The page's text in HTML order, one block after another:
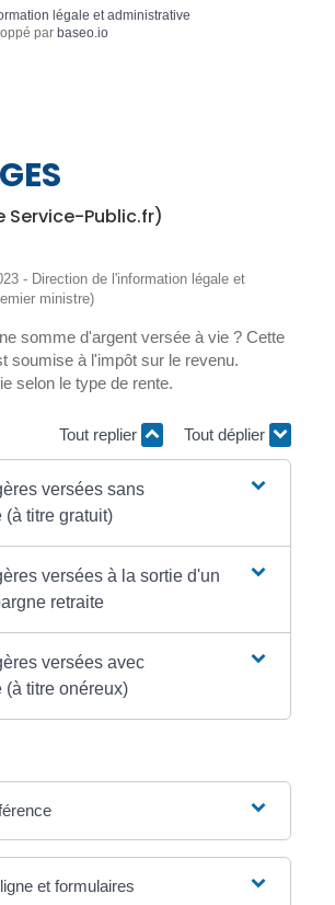
légale et administrative
par baseo.io
Service-Public.fr)
- Direction de l'information légale et
ministre)
somme d'argent versée à vie ? Cette
soumise à l'impôt sur le revenu.
selon le type de rente.
Tout replier Tout déplier
versées sans
(à titre gratuit)
versées à la sortie d'un
retraite
versées avec
(à titre onéreux)
et formulaires